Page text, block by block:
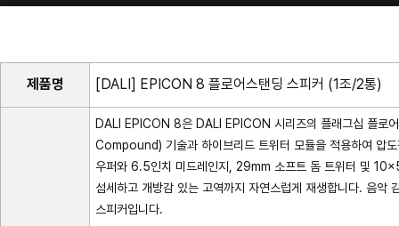
제품명 [DALI] EPICON 8 플로어스탠딩 스피커 (1조/2통)
DALI EPICON 8은 DALI EPICON 시리즈의 플래그십 플
Compound) 기술과 하이브리드 트위터 모듈을 적용하여 압
우퍼와 6.5인치 미드레인지, 29mm 소프트 돔 트위터 및
섬세하고 개방감 있는 고역까지 자연스럽게 재생합니다. 음악
스피커입니다.